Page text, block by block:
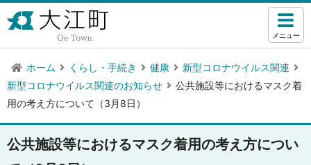
メニュー
ホーム くらし・手続き 健康
新型コロナウイルス関連
新型コロナウイルス関連のお知らせ
公共施設等におけるマスク着
用の考え方について（3月8日）
公共施設等におけるマスク着用の考え方につい